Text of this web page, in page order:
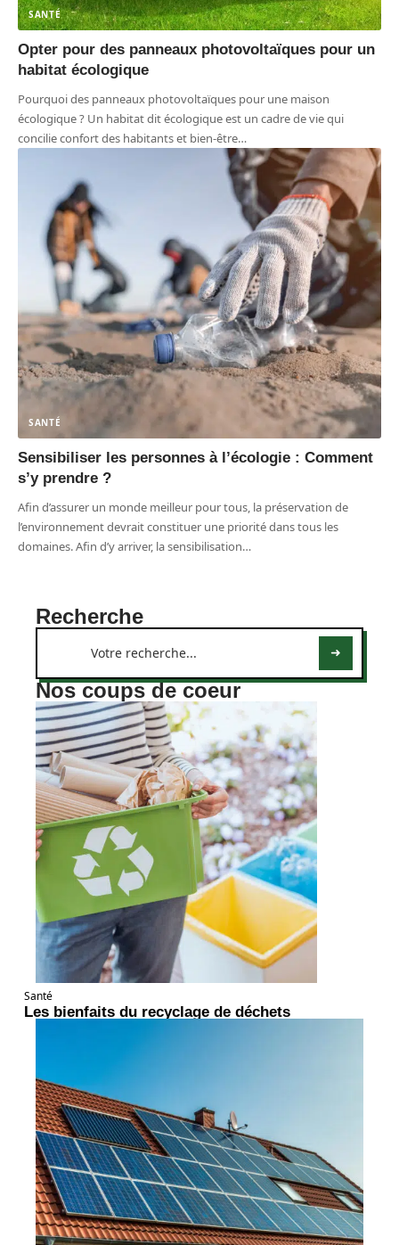
SANTÉ
Opter pour des panneaux photovoltaïques pour un
habitat écologique
Pourquoi des panneaux photovoltaïques pour une maison
écologique ? Un habitat dit écologique est un cadre de vie qui
concilie confort des habitants et bien-être…
SANTÉ
Sensibiliser les personnes à l’écologie : Comment
s’y prendre ?
Afin d’assurer un monde meilleur pour tous, la préservation de
l’environnement devrait constituer une priorité dans tous les
domaines. Afin d’y arriver, la sensibilisation…
Recherche
Nos coups de coeur
Santé
Les bienfaits du recyclage de déchets